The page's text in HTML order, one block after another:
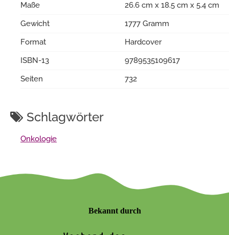
Maße
26.6 cm x 18.5 cm x 5.4 cm
Gewicht
1777 Gramm
Format
Hardcover
ISBN-13
9789535109617
Seiten
732
Schlagwörter
Onkologie
Bekannt durch